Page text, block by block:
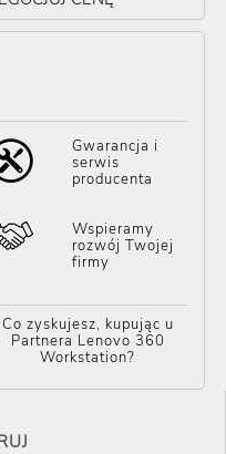
Gwarancja i
serwis
producenta
Wspieramy
rozwój Twojej
firmy
Co zyskujesz, kupując u
Partnera Lenovo 360
Workstation?